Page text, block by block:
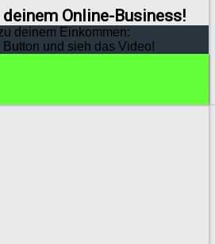
Online-Business!
deinem Einkommen:
Button und sieh das Video!